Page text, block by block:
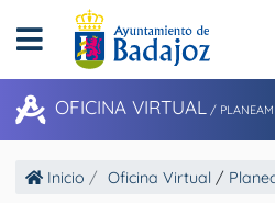
OFICINA VIRTUAL /
Inicio Oficina Virtual /